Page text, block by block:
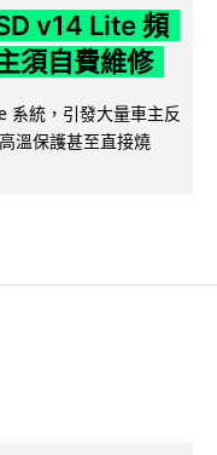
v14 Lite 頻
須自費維修
系統，引發大量車主反
溫保護甚至直接燒